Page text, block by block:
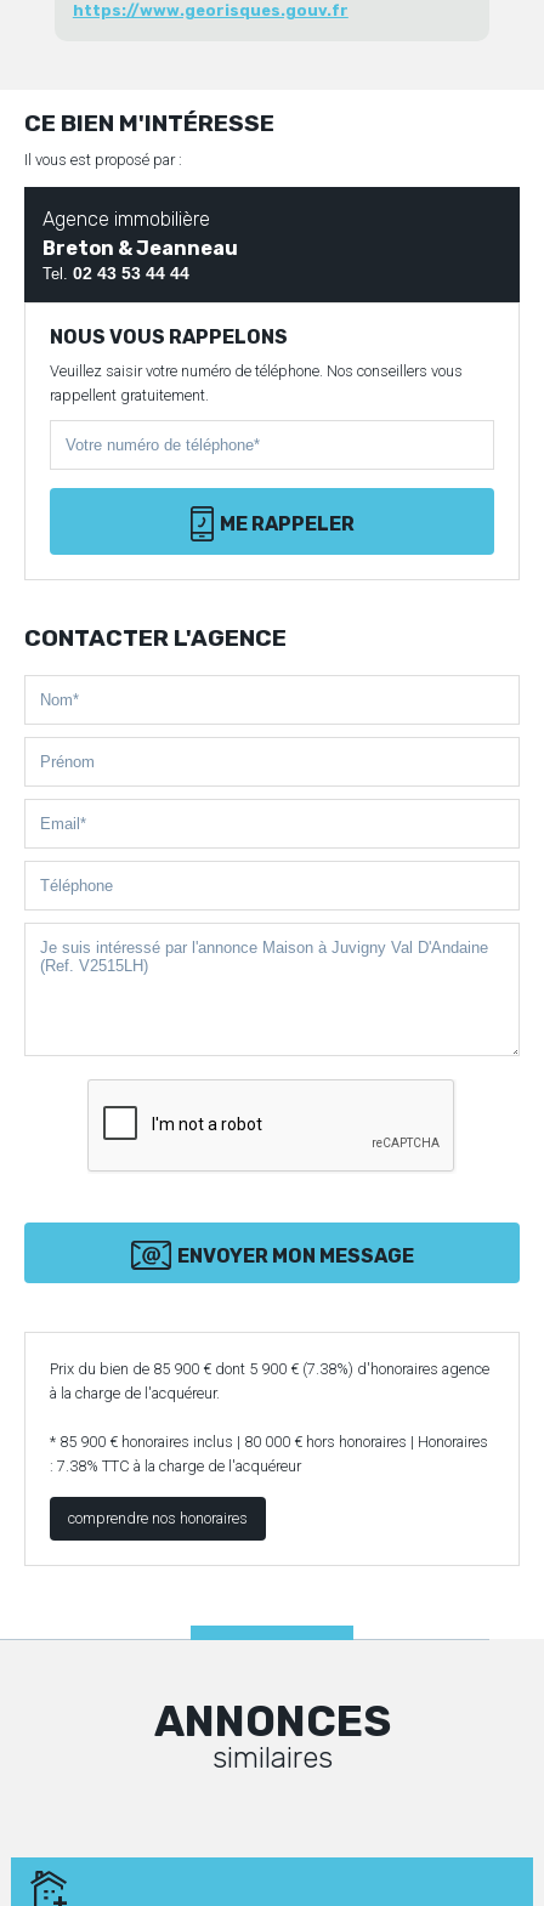
https://www.georisques.gouv.fr
CE BIEN M'INTÉRESSE
Il vous est proposé par :
Agence immobilière
Breton & Jeanneau
Tel. 02 43 53 44 44
NOUS VOUS RAPPELONS
Veuillez saisir votre numéro de téléphone. Nos conseillers vous
rappellent gratuitement.
ME RAPPELER
CONTACTER L'AGENCE
ENVOYER MON MESSAGE
Prix du bien de 85 900 € dont 5 900 € (7.38%) d'honoraires agence
à la charge de l'acquéreur.
* 85 900 € honoraires inclus | 80 000 € hors honoraires | Honoraires
: 7.38% TTC à la charge de l'acquéreur
comprendre nos honoraires
ANNONCES
similaires